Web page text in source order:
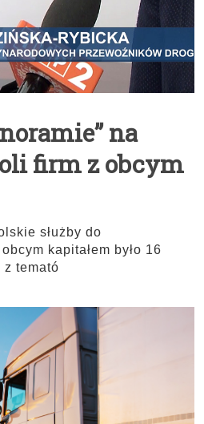
na
firm z obcym
służby do
kapitałem było 16
z temató